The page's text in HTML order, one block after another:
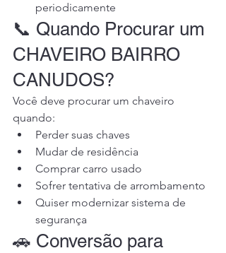
periodicamente
📞 Quando Procurar um
CHAVEIRO BAIRRO
CANUDOS?
Você deve procurar um chaveiro
quando:
Perder suas chaves
Mudar de residência
Comprar carro usado
Sofrer tentativa de arrombamento
Quiser modernizar sistema de
segurança
🚗 Conversão para